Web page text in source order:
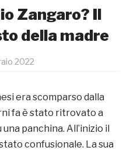
Zangaro? Il
della madre
2022
era scomparso dalla
fa è stato ritrovato a
panchina. All’inizio il
confusionale. La sua